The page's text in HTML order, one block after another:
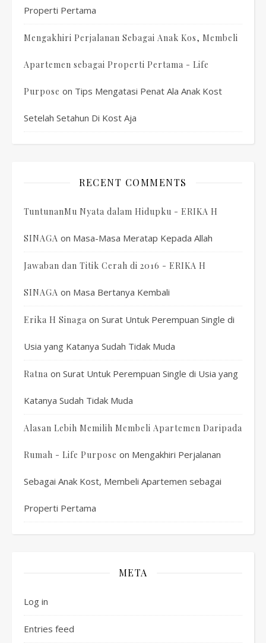
Properti Pertama
Mengakhiri Perjalanan Sebagai Anak Kos, Membeli
Apartemen sebagai Properti Pertama - Life
Purpose on Tips Mengatasi Penat Ala Anak Kost
Setelah Setahun Di Kost Aja
RECENT COMMENTS
TuntunanMu Nyata dalam Hidupku - ERIKA H
SINAGA on Masa-Masa Meratap Kepada Allah
Jawaban dan Titik Cerah di 2016 - ERIKA H
SINAGA on Masa Bertanya Kembali
Erika H Sinaga on Surat Untuk Perempuan Single di
Usia yang Katanya Sudah Tidak Muda
Ratna on Surat Untuk Perempuan Single di Usia yang
Katanya Sudah Tidak Muda
Alasan Lebih Memilih Membeli Apartemen Daripada
Rumah - Life Purpose on Mengakhiri Perjalanan
Sebagai Anak Kost, Membeli Apartemen sebagai
Properti Pertama
META
Log in
Entries feed